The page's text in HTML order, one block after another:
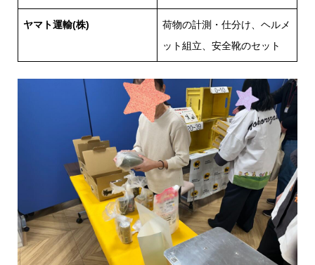
ヤマト運輸(株)
荷物の計測・仕分け、ヘルメ
ット組立、安全靴のセット